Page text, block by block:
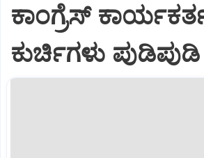
ಕಾಂಗ್ರೆಸ್
ಕುರ್ಚಿಗಳು ಪುಡಿಪುಡಿ